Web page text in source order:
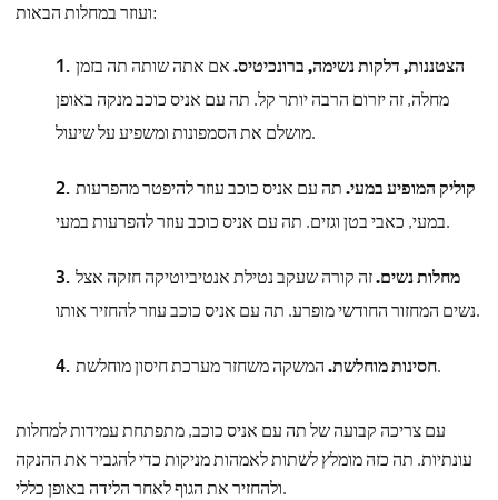
ועוזר במחלות הבאות:
הצטננות, דלקות נשימה, ברונכיטיס. אם אתה שותה תה בזמן
מחלה, זה יזרום הרבה יותר קל. תה עם אניס כוכב מנקה באופן
מושלם את הסמפונות ומשפיע על שיעול.
קוליק המופיע במעי. תה עם אניס כוכב עוזר להיפטר מהפרעות
במעי, כאבי בטן וגזים. תה עם אניס כוכב עוזר להפרעות במעי.
מחלות נשים.זה קורה שעקב נטילת אנטיביוטיקה חזקה אצל
נשים המחזור החודשי מופרע. תה עם אניס כוכב עוזר להחזיר אותו.
חסינות מוחלשת.המשקה משחזר מערכת חיסון מוחלשת.
עם צריכה קבועה של תה עם אניס כוכב, מתפתחת עמידות למחלות
עונתיות. תה כזה מומלץ לשתות לאמהות מניקות כדי להגביר את ההנקה
ולהחזיר את הגוף לאחר הלידה באופן כללי.